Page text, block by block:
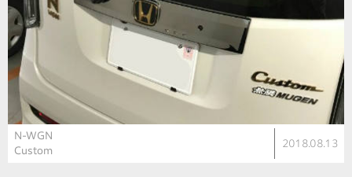
N-WGN
Custom
2018.08.13